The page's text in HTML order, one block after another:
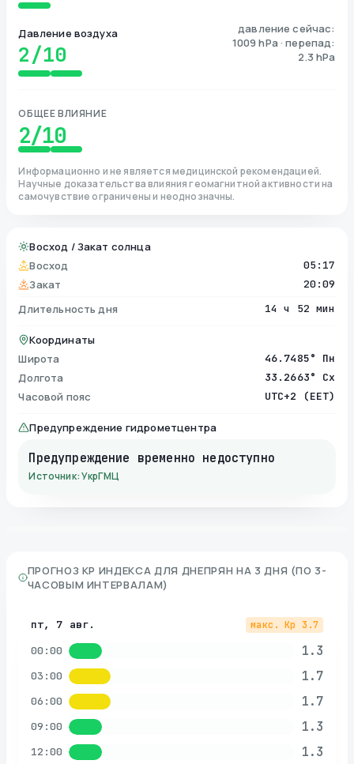
Давление воздуха
2/10
давление сейчас:
1009 hPa · перепад:
2.3 hPa
ОБЩЕЕ ВЛИЯНИЕ
2/10
Информационно и не является медицинской рекомендацией.
Научные доказательства влияния геомагнитной активности на
самочувствие ограничены и неоднозначны.
Восход / Закат солнца
Восход
05:17
Закат 20:09
Длительность дня 14 ч 52 мин
Координаты
Широта
46.7485° Пн
Долгота 33.2663° Сх
Часовой пояс UTC+2 (EET)
Предупреждение гидрометцентра
Предупреждение временно недоступно
Источник: УкрГМЦ
ПРОГНОЗ KP ИНДЕКСА ДЛЯ ДНЕПРЯН НА 3 ДНЯ (ПО 3-
ЧАСОВЫМ ИНТЕРВАЛАМ)
пт, 7 авг. макс. Kp 3.7
00:00 1.3
03:00 1.7
06:00 1.7
09:00 1.3
12:00 1.3